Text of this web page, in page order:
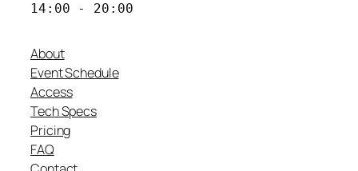
14:00 - 20:00
About
Event Schedule
Access
Tech Specs
Pricing
FAQ